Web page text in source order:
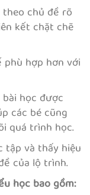
chủ đề rõ
kết chặt chẽ
hợp hơn với
học được
các bé cũng
quá trình học.
tập và thấy hiệu
của lộ trình.
học bao gồm: